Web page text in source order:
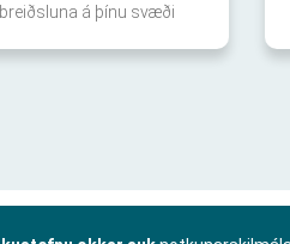
á þínu svæði